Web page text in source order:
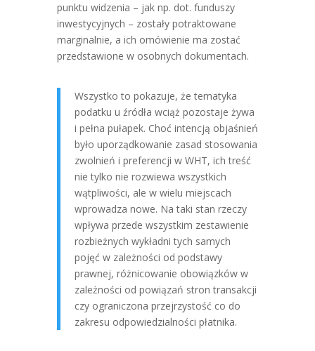
punktu widzenia – jak np. dot. funduszy
inwestycyjnych – zostały potraktowane
marginalnie, a ich omówienie ma zostać
przedstawione w osobnych dokumentach.
Wszystko to pokazuje, że tematyka
podatku u źródła wciąż pozostaje żywa
i pełna pułapek. Choć intencją objaśnień
było uporządkowanie zasad stosowania
zwolnień i preferencji w WHT, ich treść
nie tylko nie rozwiewa wszystkich
wątpliwości, ale w wielu miejscach
wprowadza nowe. Na taki stan rzeczy
wpływa przede wszystkim zestawienie
rozbieżnych wykładni tych samych
pojęć w zależności od podstawy
prawnej, różnicowanie obowiązków w
zależności od powiązań stron transakcji
czy ograniczona przejrzystość co do
zakresu odpowiedzialności płatnika.